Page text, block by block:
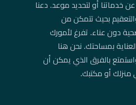
عن خدماتنا أو لتحديد موعد. دعنا
بحيث تتمكن من
دون عناء. تفرغ لأمورك
بمساحتك. نحن هنا
بالفرق الذي يمكن أن
منزلك أو مكتبك.